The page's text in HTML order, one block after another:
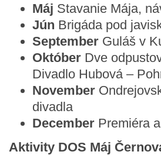
Máj Stavanie Mája,
Jún Brigáda pod
September Guláš v
Október Dve
Divadlo Hubová –
November
divadla
December Premiéra
Aktivity DOS Máj